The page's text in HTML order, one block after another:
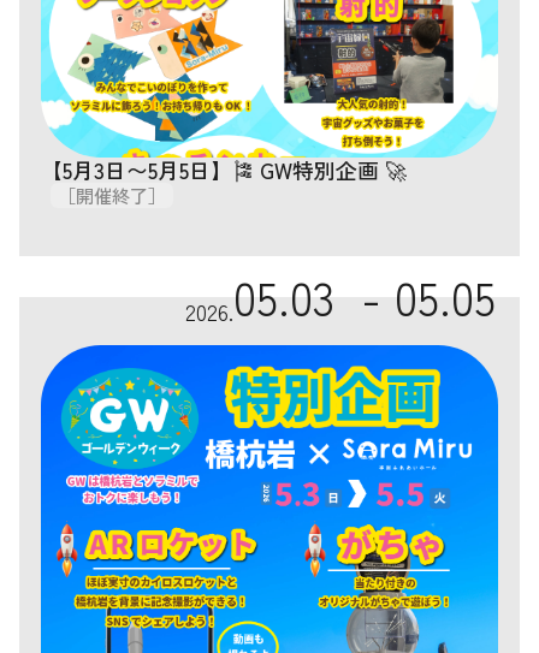
【5月3日〜5月5日】🎏 GW特別企画 🚀
［開催終了］
2026.05.03 - 05.05